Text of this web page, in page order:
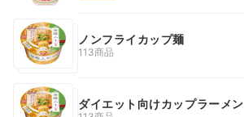
ノンフライカップ麺
113商品
ダイエット向けカップラーメン